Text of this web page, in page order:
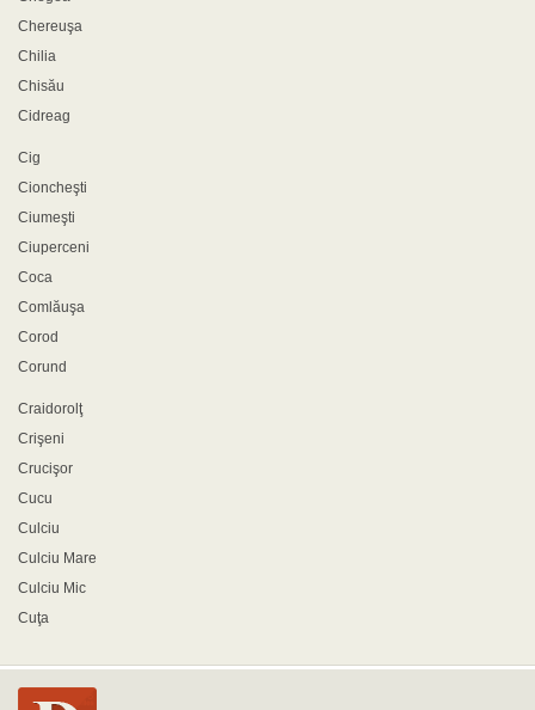
Chereuşa
Chilia
Chisău
Cidreag
Cig
Cioncheşti
Ciumeşti
Ciuperceni
Coca
Comlăuşa
Corod
Corund
Craidorolţ
Crişeni
Crucişor
Cucu
Culciu
Culciu Mare
Culciu Mic
Cuţa